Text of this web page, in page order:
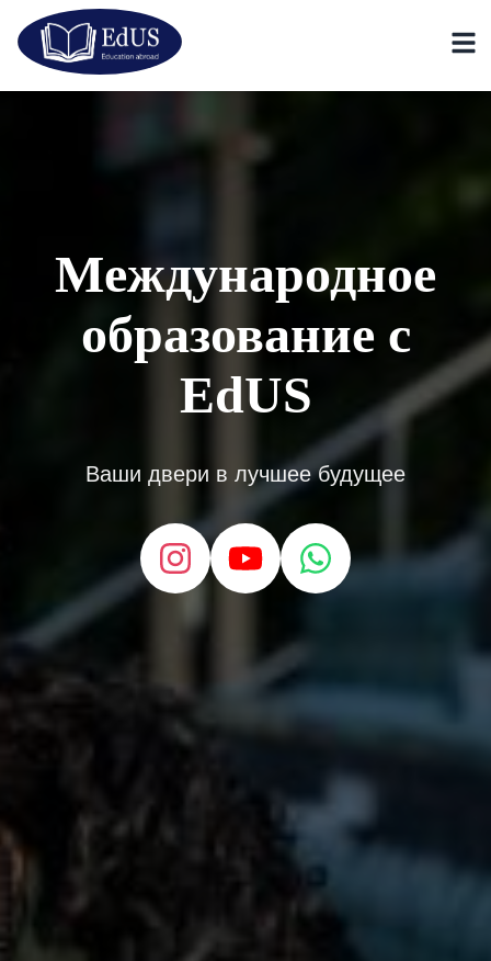
Mеждународноe
образованиe с
EdUS
Ваши двери в лучшее будущее